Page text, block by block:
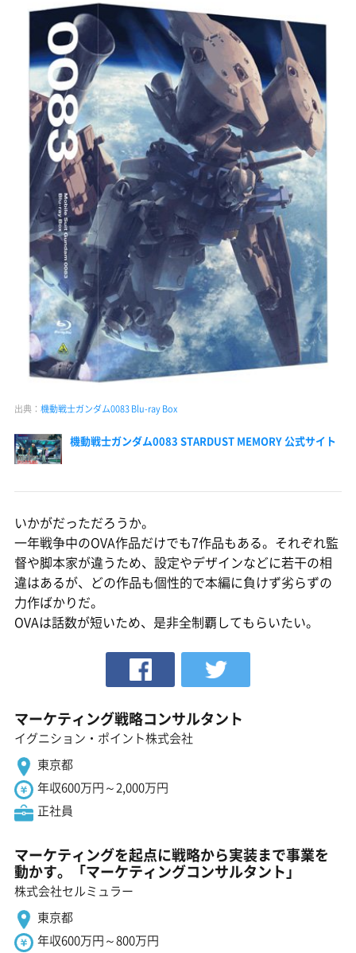
出典： 機動戦士ガンダム0083 Blu-ray Box
機動戦士ガンダム0083 STARDUST MEMORY 公式サイト
いかがだっただろうか。
一年戦争中のOVA作品だけでも7作品もある。それぞれ監
督や脚本家が違うため、設定やデザインなどに若干の相
違はあるが、どの作品も個性的で本編に負けず劣らずの
力作ばかりだ。
OVAは話数が短いため、是非全制覇してもらいたい。
マーケティング戦略コンサルタント
イグニション・ポイント株式会社
東京都
年収600万円～2,000万円
正社員
マーケティングを起点に戦略から実装まで事業を
動かす。「マーケティングコンサルタント」
株式会社セルミュラー
東京都
年収600万円～800万円